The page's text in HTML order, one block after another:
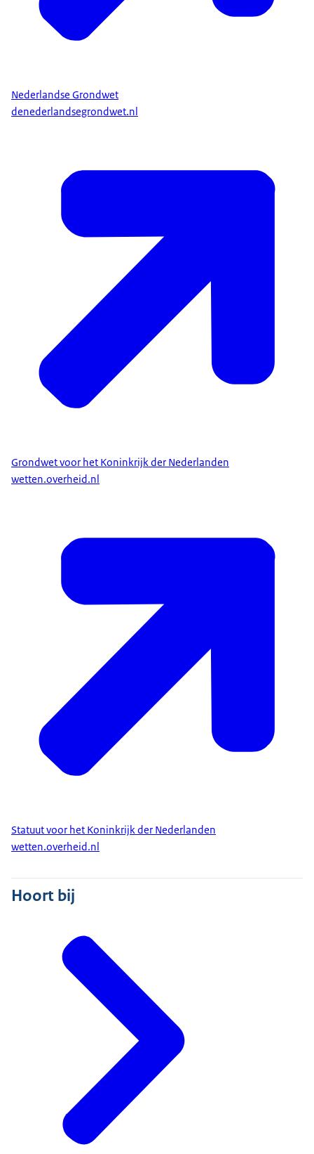
Nederlandse Grondwet
denederlandsegrondwet.nl
Grondwet voor het Koninkrijk der Nederlanden
wetten.overheid.nl
Statuut voor het Koninkrijk der Nederlanden
wetten.overheid.nl
Hoort bij